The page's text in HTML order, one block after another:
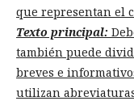
que representan el
Texto principal:
también puede
breves e
utilizan